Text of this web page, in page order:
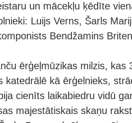
un mācekļu ķēdīte
Luijs Verns, Šarls
Bendžamins
ērģeļmūzikas milzis, kas
katedrālē kā ērģelnieks,
cienīts laikabiedru vidū
majestātiskais skaņu